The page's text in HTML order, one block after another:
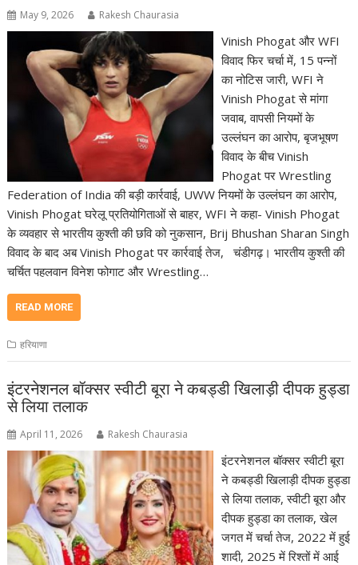
May 9, 2026 Rakesh Chaurasia
Vinish Phogat और WFI
विवाद फिर चर्चा में, 15 पन्नों
का नोटिस जारी, WFI ने
Vinish Phogat से मांगा
जवाब, वापसी नियमों के
उल्लंघन का आरोप, बृजभूषण
विवाद के बीच Vinish
Phogat पर Wrestling
Federation of India की बड़ी कार्रवाई, UWW नियमों के उल्लंघन का आरोप,
Vinish Phogat घरेलू प्रतियोगिताओं से बाहर, WFI ने कहा- Vinish Phogat
के व्यवहार से भारतीय कुश्ती की छवि को नुकसान, Brij Bhushan Sharan Singh
विवाद के बाद अब Vinish Phogat पर कार्रवाई तेज, चंडीगढ़। भारतीय कुश्ती की
चर्चित पहलवान विनेश फोगाट और Wrestling…
READ MORE
हरियाणा
इंटरनेशनल बॉक्सर स्वीटी बूरा ने कबड्डी खिलाड़ी दीपक हुड्डा
से लिया तलाक
April 11, 2026 Rakesh Chaurasia
इंटरनेशनल बॉक्सर स्वीटी बूरा
ने कबड्डी खिलाड़ी दीपक हुड्डा
से लिया तलाक, स्वीटी बूरा और
दीपक हुड्डा का तलाक, खेल
जगत में चर्चा तेज, 2022 में हुई
शादी, 2025 में रिश्तों में आई